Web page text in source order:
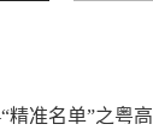
准名单”之粤